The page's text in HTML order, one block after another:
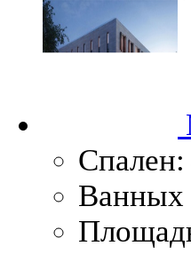
Спален:
Ванных